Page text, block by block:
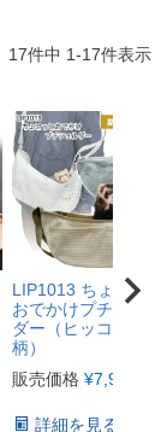
17件中 1-17件表示
LIP1013 ちょこっ
おでかけプチショ
ダー（ヒッコリー
柄）
販売価格 ¥7,920
詳細を見る